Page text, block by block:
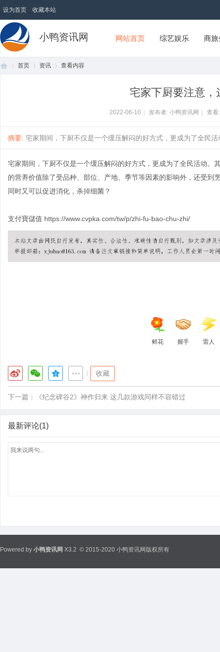
设为首页 收藏本站
小鸭资讯网 网站首页 综艺娱乐 商
首页 资讯 查看内容
宅家下厨要注意，
2022-06-10 发布者: 小鸭资讯网 查
摘要: 宅家期间，下厨不仅是一个缓压解闷的好方式，更成为了全民
宅家期间，下厨不仅是一个缓压解闷的好方式，更成为了全民活动。
的营养价值除了受品种、部位、产地、季节等因素的影响外，还受
同时又可以促进消化，杀掉细菌？
支付寶儲值 https://www.cvpka.com/tw/p/zhi-fu-bao-chu-zhi/
鲜花 握手 雷人
收藏
下一篇： 《纪念碑谷2》神作归来 这几款游戏同样不容错过
最新评论(1)
Powered by 小鸭资讯网 X3.2 © 2015-2020 小鸭资讯网版权所有